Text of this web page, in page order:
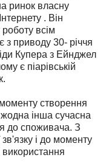
ринок власну
. Він
всім
з приводу 30- річчя
Купера з Ейнджел
є піарівській
створення
інша сучасна
до споживача. З
і до моменту
використання